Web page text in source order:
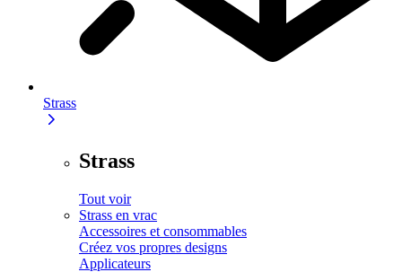
Strass
Strass
Tout voir
Strass en vrac
Accessoires et consommables
Créez vos propres designs
Applicateurs